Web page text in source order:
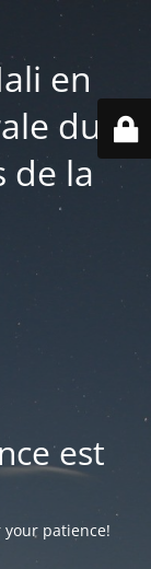
en
du
de la
est
your patience!